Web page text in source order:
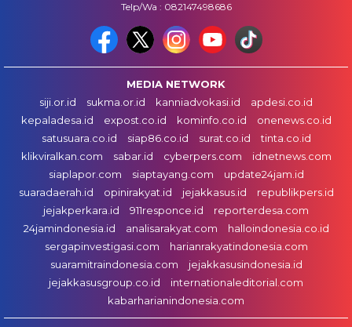
Telp/Wa : 082147498686
MEDIA NETWORK
siji.or.id
sukma.or.id kanniadvokasi.id
apdesi.co.id
kepaladesa.id
expost.co.id kominfo.co.id
onenews.co.id
satusuara.co.id
siap86.co.id surat.co.id
tinta.co.id
klikviralkan.com
sabar.id cyberpers.com
idnetnews.com
siaplapor.com
siaptayang.com
update24jam.id
suaradaerah.id
opinirakyat.id jejakkasus.id
republikpers.id
jejakperkara.id
911responce.id
reporterdesa.com
24jamindonesia.id
analisarakyat.com
halloindonesia.co.id
sergapinvestigasi.com
harianrakyatindonesia.com
suaramitraindonesia.com
jejakkasusindonesia.id
jejakkasusgroup.co.id
internationaleditorial.com
kabarharianindonesia.com